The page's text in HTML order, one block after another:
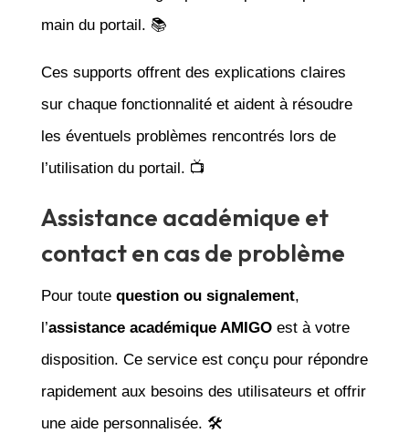
main du portail. 📚
Ces supports offrent des explications claires
sur chaque fonctionnalité et aident à résoudre
les éventuels problèmes rencontrés lors de
l’utilisation du portail. 📺
Assistance académique et
contact en cas de problème
Pour toute question ou signalement,
l’assistance académique AMIGOest à votre
disposition. Ce service est conçu pour répondre
rapidement aux besoins des utilisateurs et offrir
une aide personnalisée. 🛠️